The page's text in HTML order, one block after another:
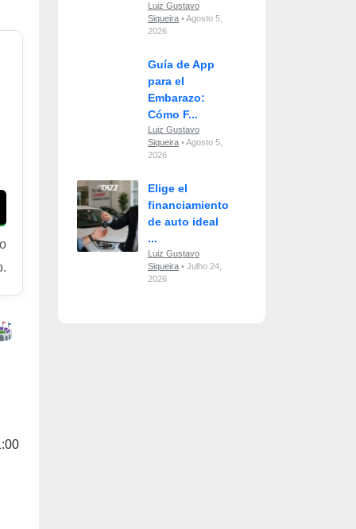
Luiz Gustavo
Siqueira• Agosto 5,
2026
Guía de App
para el
Embarazo:
Cómo F...
Luiz Gustavo
Siqueira• Agosto 5,
2026
Elige el
financiamiento
de auto ideal
...
Luiz Gustavo
Siqueira• Julho 24,
2026